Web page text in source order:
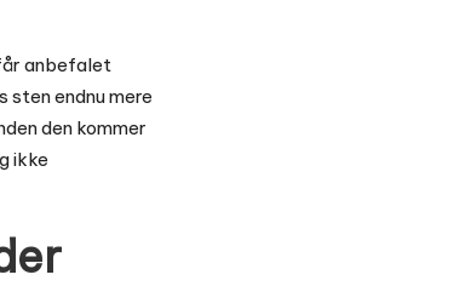
anbefalet
sten endnu mere
den kommer
ikke